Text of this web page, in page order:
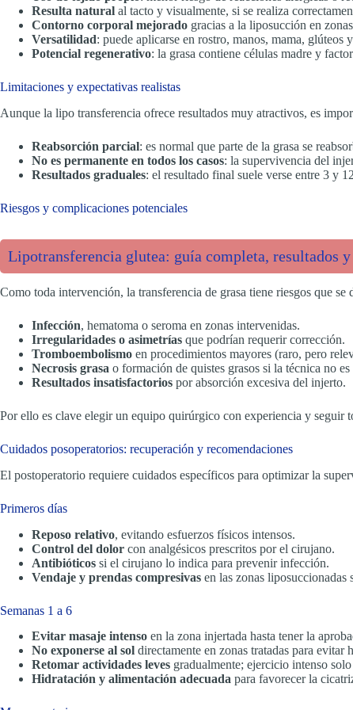
Resulta natural al tacto y visualmente, si se realiza
Contorno corporal mejorado gracias a la liposucción en
Versatilidad: puede aplicarse en rostro, manos, mama, glúteos
Potencial regenerativo: la grasa contiene células madre y
Limitaciones y expectativas realistas
Aunque la lipo transferencia ofrece resultados muy atractivos, es
Reabsorción parcial: es normal que parte de la grasa se
No es permanente en todos los casos: la supervivencia del
Resultados graduales: el resultado final suele verse entre 3 y
Riesgos y complicaciones potenciales
Lipotransferencia glutea: guía completa, resultados y
Como toda intervención, la transferencia de grasa tiene riesgos que se
Infección, hematoma o seroma en zonas intervenidas.
Irregularidades o asimetrías que podrían requerir corrección.
Tromboembolismo en procedimientos mayores (raro, pero
Necrosis grasa o formación de quistes grasos si la técnica no es
Resultados insatisfactorios por absorción excesiva del injerto.
Por ello es clave elegir un equipo quirúrgico con experiencia y seguir
Cuidados posoperatorios: recuperación y recomendaciones
El postoperatorio requiere cuidados específicos para optimizar la
Primeros días
Reposo relativo, evitando esfuerzos físicos intensos.
Control del dolor con analgésicos prescritos por el cirujano.
Antibióticos si el cirujano lo indica para prevenir infección.
Vendaje y prendas compresivas en las zonas liposuccionadas
Semanas 1 a 6
Evitar masaje intenso en la zona injertada hasta tener la
No exponerse al sol directamente en zonas tratadas para evitar
Retomar actividades leves gradualmente; ejercicio intenso
Hidratación y alimentación adecuada para favorecer la